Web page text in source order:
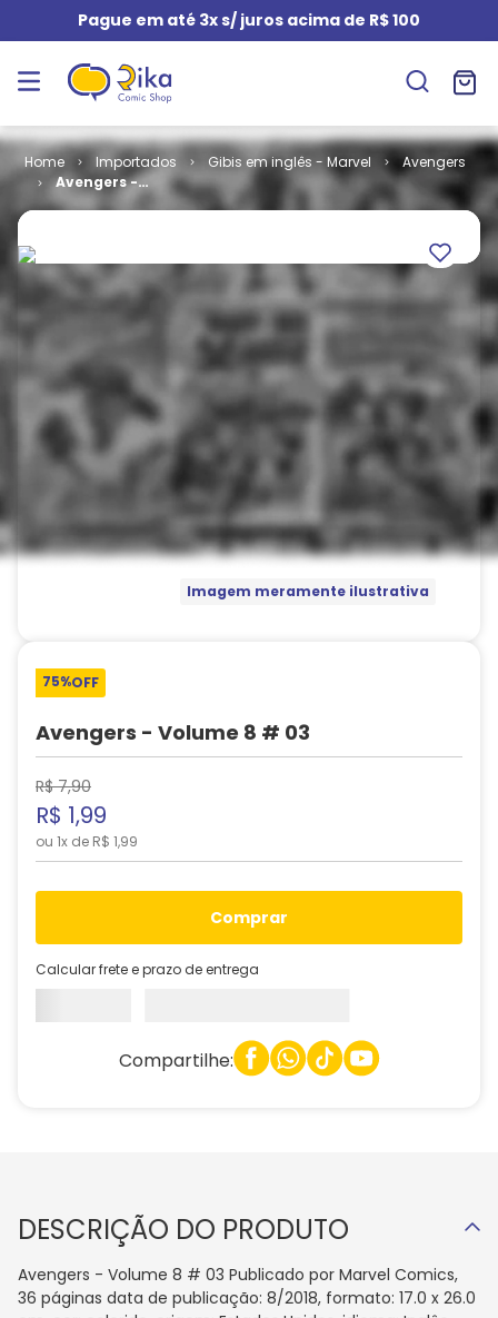
Pague em até 3x s/ juros acima de R$ 100
Importados Gibis em inglês - Marvel
Avengers
Avengers -
Volume 8 # 03
Imagem meramente ilustrativa
75%OFF
Avengers - Volume 8 # 03
R$ 7,90
R$ 1,99
ou 1x de R$ 1,99
comprar
Calcular frete e prazo de entrega
Compartilhe:
DESCRIÇÃO DO PRODUTO
Avengers - Volume 8 # 03 Publicado por Marvel Comics,
36 páginas data de publicação: 8/2018, formato: 17.0 x 26.0